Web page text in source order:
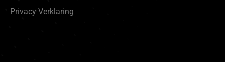
Privacy Verklaring